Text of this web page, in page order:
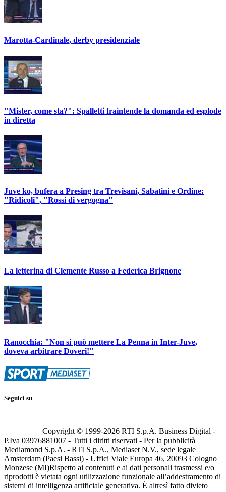
Marotta-Cardinale, derby presidenziale
"Mister, come sta?": Spalletti fraintende la domanda ed esplode
in diretta
Juve ko, bufera a Presing tra Trevisani, Sabatini e Ordine:
"Ridicoli", "Rossi di vergogna"
La letterina di Clemente Russo a Federica Brignone
Ranocchia: "Non si può mettere La Penna in Inter-Juve,
doveva arbitrare Doveri!"
Seguici su
Copyright © 1999-2026 RTI S.p.A. Business Digital -
P.Iva 03976881007 - Tutti i diritti riservati - Per la pubblicità
Mediamond S.p.A. - RTI S.p.A., Mediaset N.V., sede legale
Amsterdam (Paesi Bassi) - Uffici Viale Europa 46, 20093 Cologno
Monzese (MI)Rispetto ai contenuti e ai dati personali trasmessi e/o
riprodotti è vietata ogni utilizzazione funzionale all’addestramento di
sistemi di intelligenza artificiale generativa. È altresì fatto divieto